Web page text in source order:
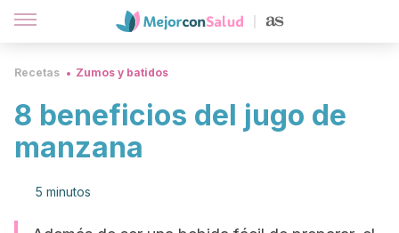
Recetas Zumos y batidos
8 beneficios del jugo de
manzana
5 minutos